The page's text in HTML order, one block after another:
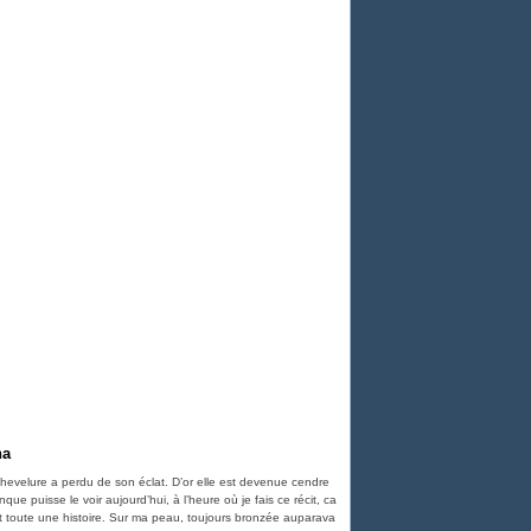
a perdu de son éclat. D’or elle est devenue cendre
puisse le voir aujourd’hui, à l’heure où je fais ce récit, ca
toute une histoire. Sur ma peau, toujours bronzée auparava